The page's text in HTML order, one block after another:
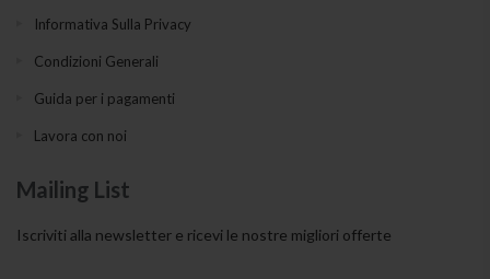
Informativa Sulla Privacy
Condizioni Generali
Guida per i pagamenti
Lavora con noi
Mailing List
Iscriviti alla newsletter e ricevi le nostre migliori offerte